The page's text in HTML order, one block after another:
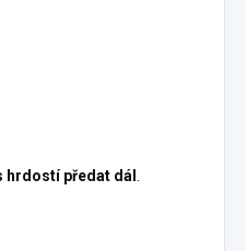
hrdostí předat dál